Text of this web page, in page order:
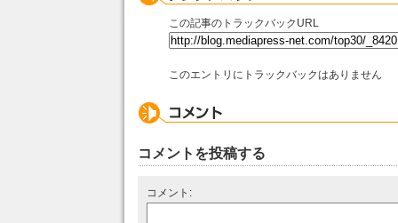
この記事のトラックバックURL
このエントリにトラックバックはありません
コメントを投稿する
コメント: